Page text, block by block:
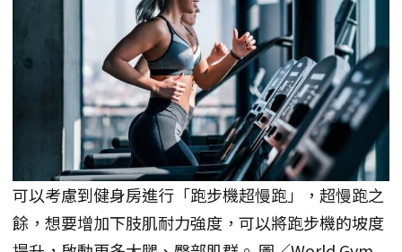
可以考慮到健身房進行「跑步機超慢跑」，超慢跑之
餘，想要增加下肢肌耐力強度，可以將跑步機的坡度